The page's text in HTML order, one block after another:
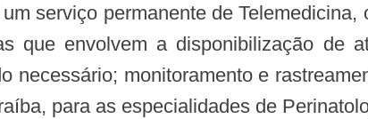
um serviço permanente de
que envolvem a disponibilização de
necessário; monitoramento e
para as especialidades de